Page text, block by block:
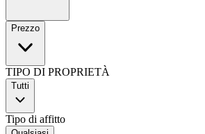
Prezzo
TIPO DI PROPRIETÀ
Tutti
Tipo di affitto